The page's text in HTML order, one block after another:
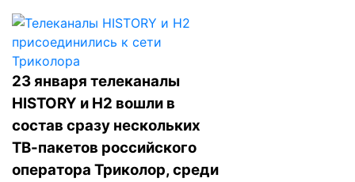
23 января телеканалы
HISTORY и H2 вошли в
состав сразу нескольких
ТВ-пакетов российского
оператора Триколор, среди